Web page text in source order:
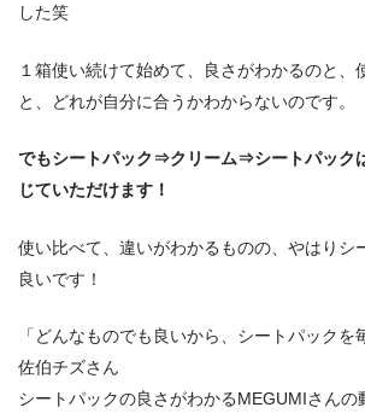
した笑
１箱使い続けて始めて、良さがわかるのと、
と、どれが自分に合うかわからないのです。
でもシートパック⇒クリーム⇒シートパック
じていただけます！
使い比べて、違いがわかるものの、やはりシ
良いです！
「どんなものでも良いから、シートパックを
佐伯チズさん
シートパックの良さがわかるMEGUMIさんの